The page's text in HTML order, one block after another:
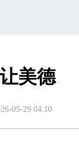
美德
05-29 04:10